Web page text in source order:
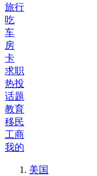
旅行
吃
车
房
卡
求职
热投
话题
教育
移民
工商
我的
美国